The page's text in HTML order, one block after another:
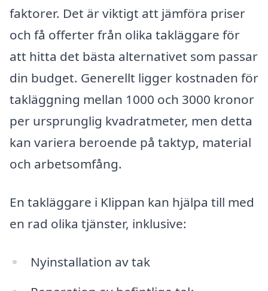
faktorer. Det är viktigt att jämföra priser
och få offerter från olika takläggare för
att hitta det bästa alternativet som passar
din budget. Generellt ligger kostnaden för
takläggning mellan 1000 och 3000 kronor
per ursprunglig kvadratmeter, men detta
kan variera beroende på taktyp, material
och arbetsomfång.
En takläggare i Klippan kan hjälpa till med
en rad olika tjänster, inklusive:
Nyinstallation av tak